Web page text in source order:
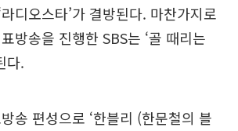
디오스타’가 결방된다. 마찬가지로
방송을 진행한 SBS는 ‘골 때리는
다.
송 편성으로 ‘한블리 (한문철의 블